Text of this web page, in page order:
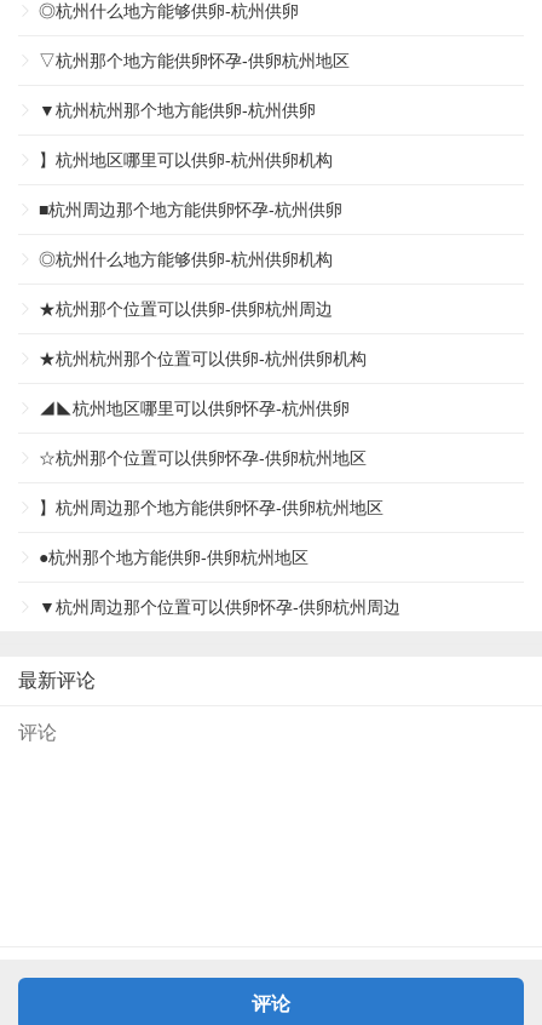
◎杭州什么地方能够供卵-杭州供卵
▽杭州那个地方能供卵怀孕-供卵杭州地区
▼杭州杭州那个地方能供卵-杭州供卵
】杭州地区哪里可以供卵-杭州供卵机构
■杭州周边那个地方能供卵怀孕-杭州供卵
◎杭州什么地方能够供卵-杭州供卵机构
★杭州那个位置可以供卵-供卵杭州周边
★杭州杭州那个位置可以供卵-杭州供卵机构
◢◣杭州地区哪里可以供卵怀孕-杭州供卵
☆杭州那个位置可以供卵怀孕-供卵杭州地区
】杭州周边那个地方能供卵怀孕-供卵杭州地区
●杭州那个地方能供卵-供卵杭州地区
▼杭州周边那个位置可以供卵怀孕-供卵杭州周边
最新评论
评论